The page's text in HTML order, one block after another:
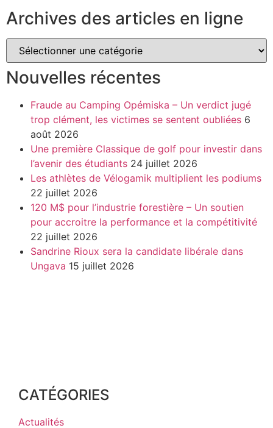
Archives des articles en ligne
Nouvelles récentes
Fraude au Camping Opémiska – Un verdict jugé
trop clément, les victimes se sentent oubliées 6
août 2026
Une première Classique de golf pour investir dans
l’avenir des étudiants 24 juillet 2026
Les athlètes de Vélogamik multiplient les podiums
22 juillet 2026
120 M$ pour l’industrie forestière – Un soutien
pour accroitre la performance et la compétitivité
22 juillet 2026
Sandrine Rioux sera la candidate libérale dans
Ungava 15 juillet 2026
CATÉGORIES
Actualités